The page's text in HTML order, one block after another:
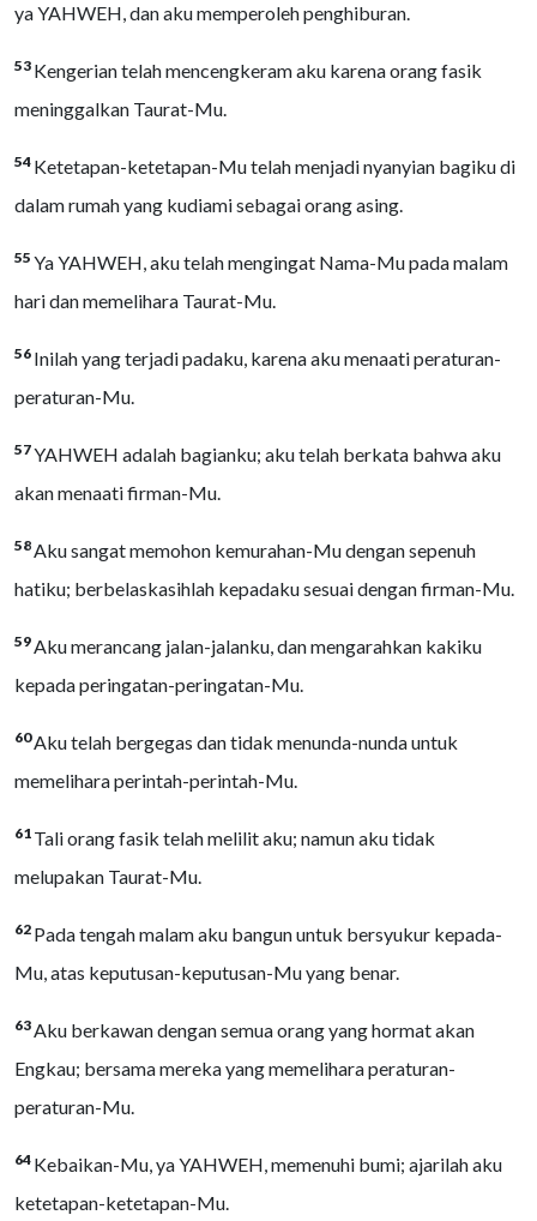
ya YAHWEH, dan aku memperoleh penghiburan.
53 Kengerian telah mencengkeram aku karena orang fasik
meninggalkan Taurat-Mu.
54 Ketetapan-ketetapan-Mu telah menjadi nyanyian bagiku di
dalam rumah yang kudiami sebagai orang asing.
55 Ya YAHWEH, aku telah mengingat Nama-Mu pada malam
hari dan memelihara Taurat-Mu.
56 Inilah yang terjadi padaku, karena aku menaati peraturan-
peraturan-Mu.
57YAHWEH adalah bagianku; aku telah berkata bahwa aku
akan menaati firman-Mu.
58Aku sangat memohon kemurahan-Mu dengan sepenuh
hatiku; berbelaskasihlah kepadaku sesuai dengan firman-Mu.
59Aku merancang jalan-jalanku, dan mengarahkan kakiku
kepada peringatan-peringatan-Mu.
60Aku telah bergegas dan tidak menunda-nunda untuk
memelihara perintah-perintah-Mu.
61 Tali orang fasik telah melilit aku; namun aku tidak
melupakan Taurat-Mu.
62 Pada tengah malam aku bangun untuk bersyukur kepada-
Mu, atas keputusan-keputusan-Mu yang benar.
63Aku berkawan dengan semua orang yang hormat akan
Engkau; bersama mereka yang memelihara peraturan-
peraturan-Mu.
64 Kebaikan-Mu, ya YAHWEH, memenuhi bumi; ajarilah aku
ketetapan-ketetapan-Mu.